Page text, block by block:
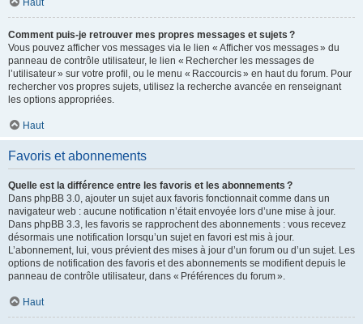
Haut
Comment puis-je retrouver mes propres messages et sujets ?
Vous pouvez afficher vos messages via le lien « Afficher vos messages » du
panneau de contrôle utilisateur, le lien « Rechercher les messages de
l’utilisateur » sur votre profil, ou le menu « Raccourcis » en haut du forum. Pour
rechercher vos propres sujets, utilisez la recherche avancée en renseignant
les options appropriées.
Haut
Favoris et abonnements
Quelle est la différence entre les favoris et les abonnements ?
Dans phpBB 3.0, ajouter un sujet aux favoris fonctionnait comme dans un
navigateur web : aucune notification n’était envoyée lors d’une mise à jour.
Dans phpBB 3.3, les favoris se rapprochent des abonnements : vous recevez
désormais une notification lorsqu’un sujet en favori est mis à jour.
L’abonnement, lui, vous prévient des mises à jour d’un forum ou d’un sujet. Les
options de notification des favoris et des abonnements se modifient depuis le
panneau de contrôle utilisateur, dans « Préférences du forum ».
Haut